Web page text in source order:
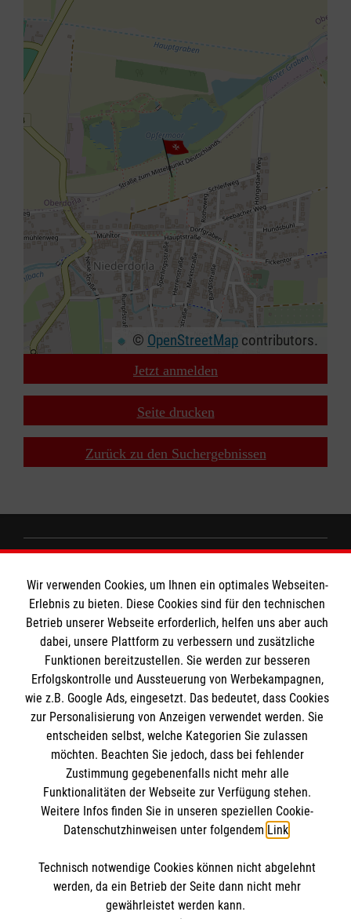
© OpenStreetMap contributors.
Jetzt anmelden
Seite drucken
Zurück zu den Suchergebnissen
Kurse für Ärzte
Kurse für Rettungsdienstler
Internationale Kurskonzepte
Informationen
Kontakt
Impressum
Datenschutz
AGB
Malteser online
Malteserorden
Malteser Jugend
Mediathek
Sharepoint
Wir verwenden Cookies, um Ihnen ein optimales Webseiten-
Erlebnis zu bieten. Diese Cookies sind für den technischen
Betrieb unserer Webseite erforderlich, helfen uns aber auch
dabei, unsere Plattform zu verbessern und zusätzliche
Funktionen bereitzustellen. Sie werden zur besseren
Erfolgskontrolle und Aussteuerung von Werbekampagnen,
wie z.B. Google Ads, eingesetzt. Das bedeutet, dass Cookies
zur Personalisierung von Anzeigen verwendet werden. Sie
entscheiden selbst, welche Kategorien Sie zulassen
möchten. Beachten Sie jedoch, dass bei fehlender
Zustimmung gegebenenfalls nicht mehr alle
Funktionalitäten der Webseite zur Verfügung stehen.
Weitere Infos finden Sie in unseren speziellen Cookie-
Datenschutzhinweisen unter folgendem Link.
Technisch notwendige Cookies können nicht abgelehnt
werden, da ein Betrieb der Seite dann nicht mehr
gewährleistet werden kann.